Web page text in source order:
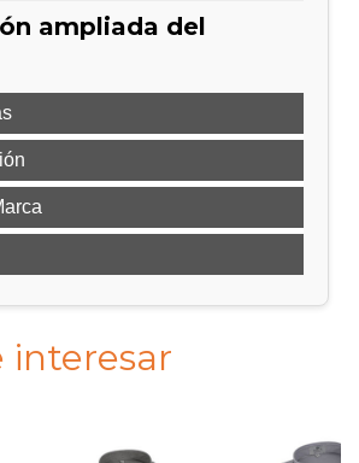
ampliada del
interesar